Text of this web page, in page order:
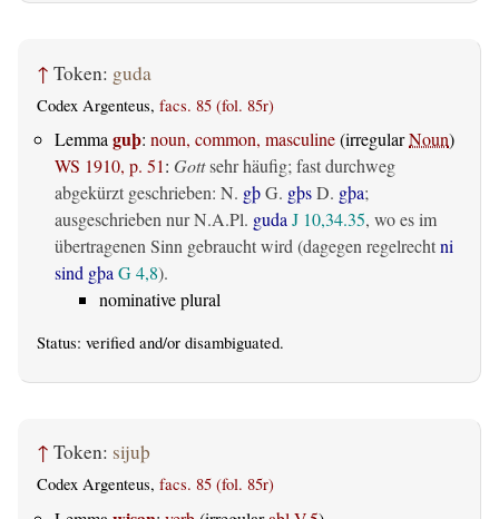
↑ Token: guda
Codex Argenteus, facs. 85 (fol. 85r)
Lemmaguþ: noun, common, masculine(irregularNoun)
WS 1910, p. 51: Gottsehr häufig; fast durchweg
abgekürzt geschrieben: N. gþG. gþsD. gþa;
ausgeschrieben nur N.A.Pl. gudaJ 10,34.35, wo es im
übertragenen Sinn gebraucht wird (dagegen regelrechtni
sind gþaG 4,8).
nominative plural
Status: verified and/or disambiguated.
↑ Token: sijuþ
Codex Argenteus, facs. 85 (fol. 85r)